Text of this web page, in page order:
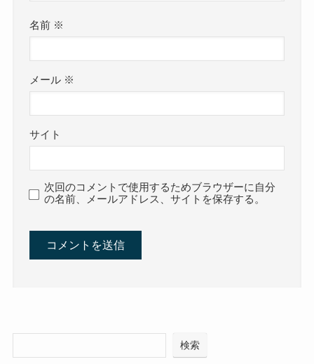
名前 ※
メール ※
サイト
次回のコメントで使用するためブラウザーに自分
の名前、メールアドレス、サイトを保存する。
検索